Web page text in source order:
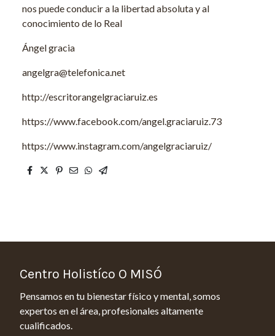
nos puede conducir a la libertad absoluta y al
conocimiento de lo Real
Ángel gracia
angelgra@telefonica.net
http://escritorangelgraciaruiz.es
https://www.facebook.com/angel.graciaruiz.73
https://www.instagram.com/angelgraciaruiz/
Centro Holistíco O MISÓ
Pensamos en tu bienestar físico y mental, somos
expertos en el área, profesionales altamente
cualificados.